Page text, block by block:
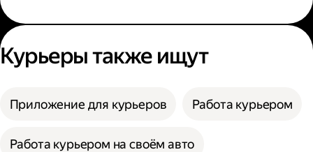
Курьеры также ищут
Приложение для курьеров Работа курьером
Работа курьером на своём авто